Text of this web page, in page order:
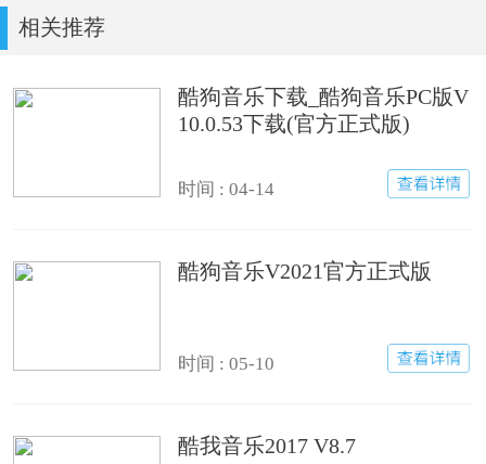
相关推荐
酷狗音乐下载_酷狗音乐PC版V
10.0.53下载(官方正式版)
时间 : 04-14
酷狗音乐V2021官方正式版
时间 : 05-10
酷我音乐2017 V8.7